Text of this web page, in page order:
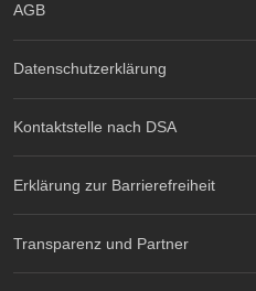
AGB
Datenschutzerklärung
Kontaktstelle nach DSA
Erklärung zur Barrierefreiheit
Transparenz und Partner